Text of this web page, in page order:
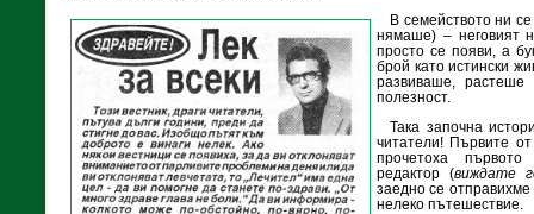
В семейството ни
нямаше) – неговият
просто се появи, а
брой като истински
развиваше,
полезност.
Така започна
читатели! Първите
прочетоха
редактор (виждате
заедно се
нелеко пътешествие.